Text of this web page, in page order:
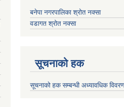
बनेपा नगरपालिका श्रोत नक्सा
वडागत श्रोत नक्सा
सूचनाको हक
सूचनाको हक सम्बन्धी अध्यावधिक